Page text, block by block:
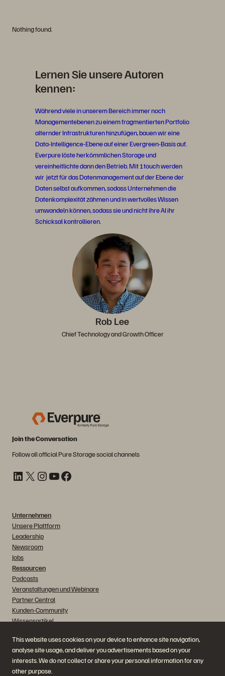
This website uses cookies on your device to enhance site navigation,
analyse site usage, and deliver you advertisements based on your
interests. We do not collect or share your personal information for any
other purpose.
Nothing found.
Lernen Sie unsere Autoren
kennen:
Während viele in unserem Bereich immer noch
Managementebenen zu einem fragmentierten Portfolio
alternder Infrastrukturen hinzufügen, bauen wir eine
Data-Intelligence-Ebene auf einer Evergreen-Basis auf.
Everpure löste herkömmlichen Storage und
vereinheitlichte dann den Betrieb. Mit 1touch werden
wir jetzt für das Datenmanagement auf der Ebene der
Daten selbst aufkommen, sodass Unternehmen die
Datenkomplexität zähmen und in wertvolles Wissen
umwandeln können, sodass sie und nicht ihre AI ihr
Schicksal kontrollieren.
Rob Lee
Chief Technology and Growth Officer
Join the Conversation
Follow all official Pure Storage social channels
LinkedIn X Instagram YouTube Facebook
Unternehmen
Unsere Plattform
Leadership
Newsroom
Jobs
Ressourcen
Podcasts
Veranstaltungen und Webinare
Partner Central
Kunden-Community
Wissensartikel
Vertrieb anrufen